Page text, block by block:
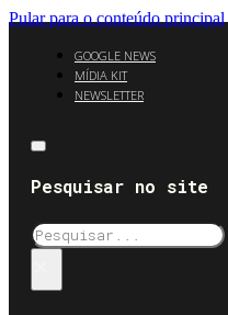
Pular para o conteúdo principal
GOOGLE NEWS
MÍDIA KIT
NEWSLETTER
Pesquisar no site
Pesquisar